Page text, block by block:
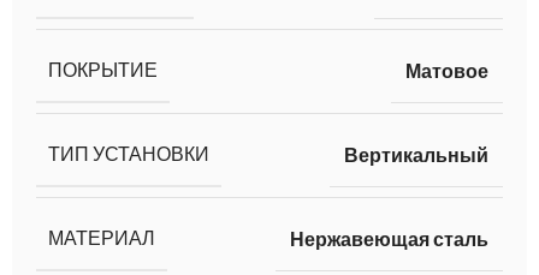
ПОКРЫТИЕ Матовое
ТИП УСТАНОВКИ Вертикальный
МАТЕРИАЛ Нержавеющая сталь